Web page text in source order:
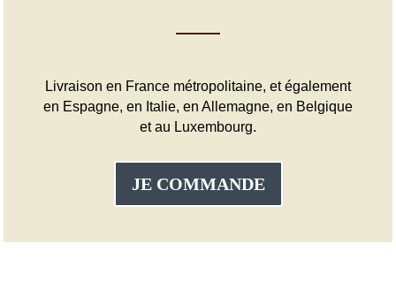
Livraison en France métropolitaine, et également
en Espagne, en Italie, en Allemagne, en Belgique
et au Luxembourg.
JE COMMANDE